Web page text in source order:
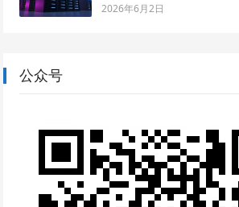
2026年6月2日
公众号